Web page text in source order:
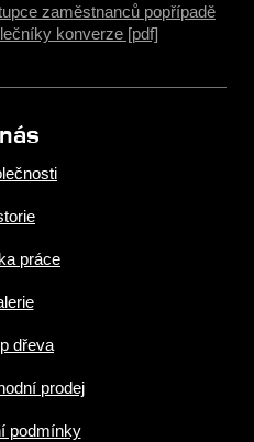
zaměstnanců popřípadě
konverze [pdf]
práce
dřeva
prodej
podmínky